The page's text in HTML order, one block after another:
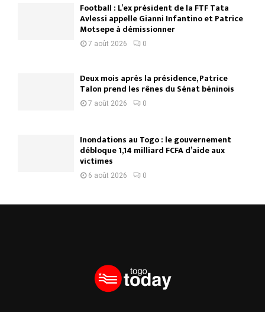
Football : L’ex président de la FTF Tata
Avlessi appelle Gianni Infantino et Patrice
Motsepe à démissionner
7 août 2026 0
Deux mois après la présidence, Patrice
Talon prend les rênes du Sénat béninois
7 août 2026 0
Inondations au Togo : le gouvernement
débloque 1,14 milliard FCFA d’aide aux
victimes
6 août 2026 0